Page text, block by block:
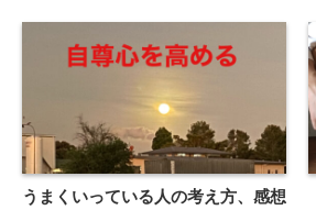
うまくいっている人の考え方、感想